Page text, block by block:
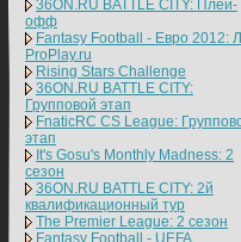
36ON.RU BATTLE CITY: Плей-
офф
Fantasy Football - Евро 2012:
ProPlay.ru
Rising Stars Challenge
36ON.RU BATTLE CITY:
Групповой этап
FnaticRC CS League:
этап
It's Gosu's Monthly Madness: 2
сезон
36ON.RU BATTLE CITY: 2й
квалификационный тур
The Premier League: 2 cезон
Fantasy Football - UEFA